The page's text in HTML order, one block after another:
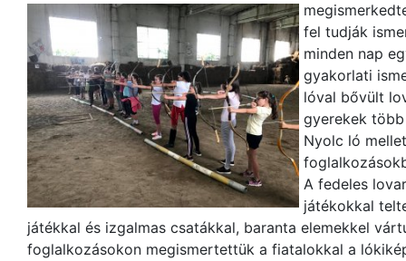
fel tudják
minden nap
gyakorlati
lóval bővült
gyerekek
Nyolc ló
A fedeles
játékokkal
játékkal és izgalmas csatákkal, baranta elemekkel
foglalkozásokon megismertettük a fiatalokkal a